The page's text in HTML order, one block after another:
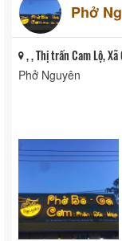
Phở
, , Thị trấn Cam Lộ,
Phở Nguyên